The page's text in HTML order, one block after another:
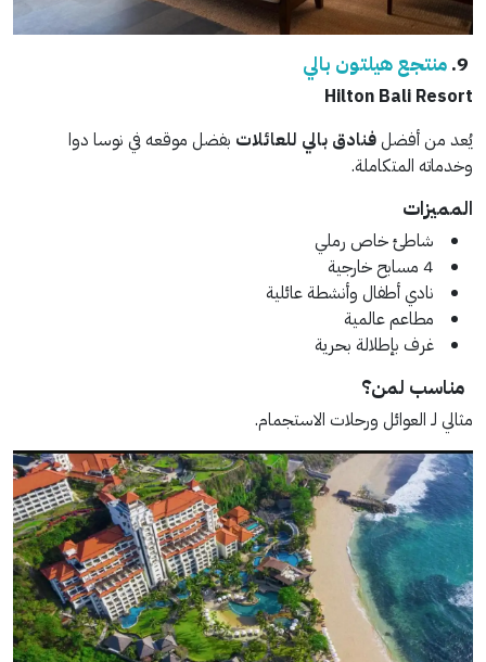
منتجع هيلتون بالي
Hilton Bali Resort
يُعد من أفضلفنادق بالي للعائلات بفضل موقعه في نوسا دوا
وخدماته المتكاملة.
المميزات
شاطئ خاص رملي
نادي أطفال وأنشطة عائلية
مطاعم عالمية
غرف بإطلالة بحرية
مناسب لمن؟
مثالي لـ العوائل ورحلات الاستجمام.